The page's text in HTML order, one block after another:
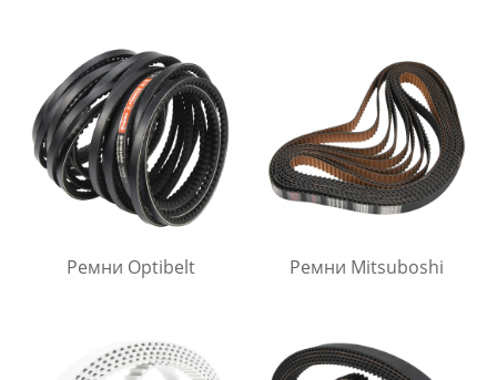
Ремни Optibelt Ремни Mitsuboshi